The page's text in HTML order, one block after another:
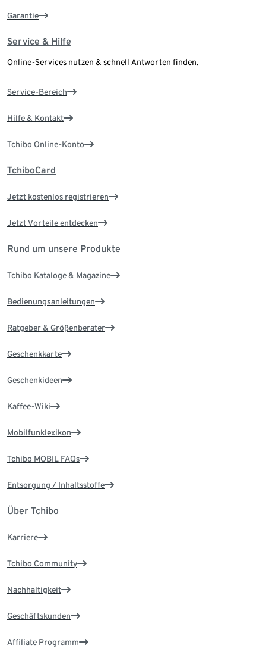
Garantie
Service & Hilfe
Online-Services nutzen & schnell Antworten finden.
Service-Bereich
Hilfe & Kontakt
Tchibo Online-Konto
TchiboCard
Jetzt kostenlos registrieren
Jetzt Vorteile entdecken
Rund um unsere Produkte
Tchibo Kataloge & Magazine
Bedienungsanleitungen
Ratgeber & Größenberater
Geschenkkarte
Geschenkideen
Kaffee-Wiki
Mobilfunklexikon
Tchibo MOBIL FAQs
Entsorgung / Inhaltsstoffe
Über Tchibo
Karriere
Tchibo Community
Nachhaltigkeit
Geschäftskunden
Affiliate Programm